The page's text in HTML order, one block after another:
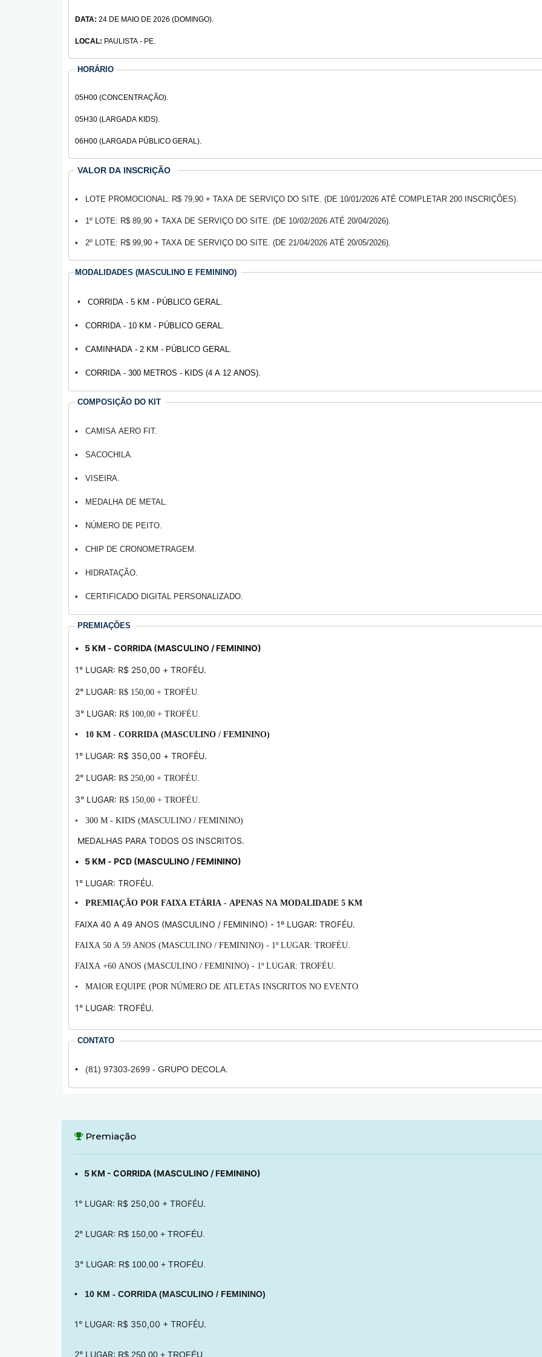
DATA: 24 DE MAIO DE 2026 (DOMINGO).
LOCAL: PAULISTA - PE.
HORÁRIO
05H00 (CONCENTRAÇÃO).
05H30 (LARGADA KIDS).
06H00 (LARGADA PÚBLICO GERAL).
VALOR DA INSCRIÇÃO
• LOTE PROMOCIONAL: R$ 79,90 + TAXA DE SERVIÇO DO SITE. (DE 10/01/2026 ATÉ COMPLETAR 200 INSCRIÇÕES).
• 1º LOTE: R$ 89,90 + TAXA DE SERVIÇO DO SITE. (DE 10/02/2026 ATÉ 20/04/2026).
• 2º LOTE: R$ 99,90 + TAXA DE SERVIÇO DO SITE. (DE 21/04/2026 ATÉ 20/05/2026).
MODALIDADES (MASCULINO E FEMININO)
• CORRIDA - 5 KM - PÚBLICO GERAL.
• CORRIDA - 10 KM - PÚBLICO GERAL.
• CAMINHADA - 2 KM - PÚBLICO GERAL.
• CORRIDA - 300 METROS - KIDS (4 A 12 ANOS).
COMPOSIÇÃO DO KIT
• CAMISA AERO FIT.
• SACOCHILA.
• VISEIRA.
• MEDALHA DE METAL.
• NÚMERO DE PEITO.
• CHIP DE CRONOMETRAGEM.
• HIDRATAÇÃO.
• CERTIFICADO DIGITAL PERSONALIZADO.
PREMIAÇÕES
• 5 KM - CORRIDA (MASCULINO / FEMININO)
1° LUGAR: R$ 250,00 + TROFÉU.
2° LUGAR: R$ 150,00 + TROFÉU.
3° LUGAR: R$ 100,00 + TROFÉU.
• 10 KM - CORRIDA (MASCULINO / FEMININO)
1° LUGAR: R$ 350,00 + TROFÉU.
2° LUGAR: R$ 250,00 + TROFÉU.
3° LUGAR: R$ 150,00 + TROFÉU.
• 300 M - KIDS (MASCULINO / FEMININO)
MEDALHAS PARA TODOS OS INSCRITOS.
• 5 KM - PCD (MASCULINO / FEMININO)
1° LUGAR: TROFÉU.
• PREMIAÇÃO POR FAIXA ETÁRIA - APENAS NA MODALIDADE 5 KM
FAIXA 40 A 49 ANOS (MASCULINO / FEMININO) - 1º LUGAR: TROFÉU.
FAIXA 50 A 59 ANOS (MASCULINO / FEMININO) - 1º LUGAR: TROFÉU.
FAIXA +60 ANOS (MASCULINO / FEMININO) - 1º LUGAR: TROFÉU.
• MAIOR EQUIPE (POR NÚMERO DE ATLETAS INSCRITOS NO EVENTO
1° LUGAR: TROFÉU.
CONTATO
• (81) 97303-2699 - GRUPO DECOLA.
Premiação
• 5 KM - CORRIDA (MASCULINO / FEMININO)
1° LUGAR: R$ 250,00 + TROFÉU.
2° LUGAR: R$ 150,00 + TROFÉU.
3° LUGAR: R$ 100,00 + TROFÉU.
• 10 KM - CORRIDA (MASCULINO / FEMININO)
1° LUGAR: R$ 350,00 + TROFÉU.
2° LUGAR: R$ 250,00 + TROFÉU.